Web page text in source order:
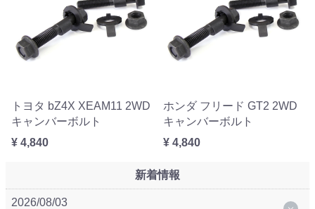
トヨタ bZ4X XEAM11 2WD
キャンバーボルト
¥ 4,840
ホンダ フリード GT2 2WD
キャンバーボルト
¥ 4,840
新着情報
2026/08/03